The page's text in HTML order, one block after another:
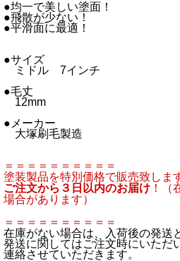
●均一で美しい塗面！
●飛散が少ない！
●平滑面に最適！
●サイズ
ミドル 7インチ
●毛丈
12mm
●メーカー
大塚刷毛製造
＝＝＝＝＝＝＝＝＝＝
塗装製品を特別価格で販売致しま
ご注文から３日以内のお届け ！（
場合があります）
＝＝＝＝＝＝＝＝＝＝
在庫がない場合は、入荷後の発送
発送に関してはご注文時にいただ
連絡させていただきます。